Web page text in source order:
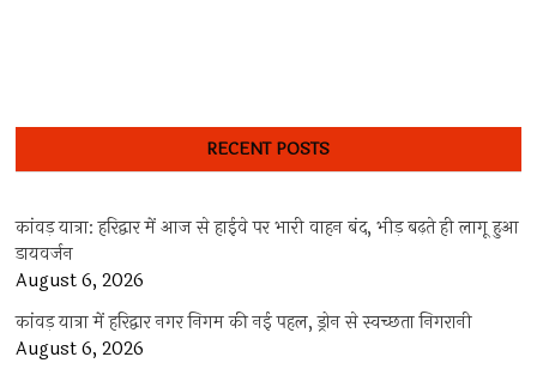
RECENT POSTS
कांवड़ यात्रा: हरिद्वार में आज से हाईवे पर भारी वाहन बंद, भीड़ बढ़ते ही लागू हुआ
डायवर्जन
August 6, 2026
कांवड़ यात्रा में हरिद्वार नगर निगम की नई पहल, ड्रोन से स्वच्छता निगरानी
August 6, 2026